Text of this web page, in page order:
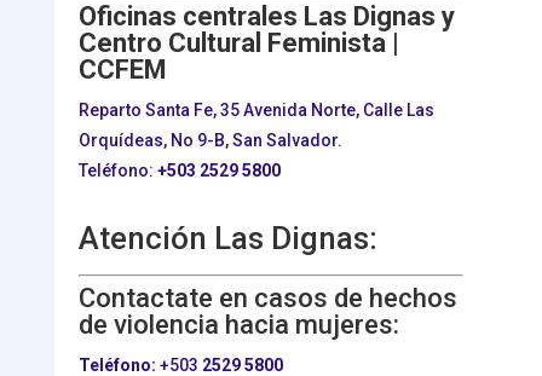
Oficinas centrales Las Dignas y
Centro Cultural Feminista |
CCFEM
Reparto Santa Fe, 35 Avenida Norte, Calle Las
Orquídeas, No 9-B, San Salvador.
Teléfono: +503 2529 5800
Atención Las Dignas:
Contactate en casos de hechos
de violencia hacia mujeres:
Teléfono: +503 2529 5800